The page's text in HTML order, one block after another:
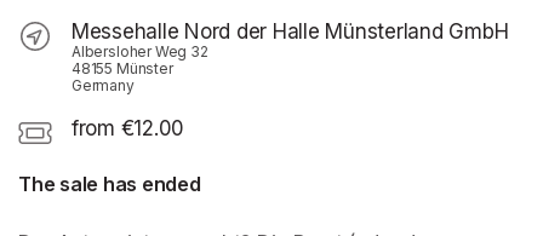
Messehalle Nord der Halle Münsterland GmbH
Albersloher Weg 32
48155 Münster
Germany
from €12.00
The sale has ended